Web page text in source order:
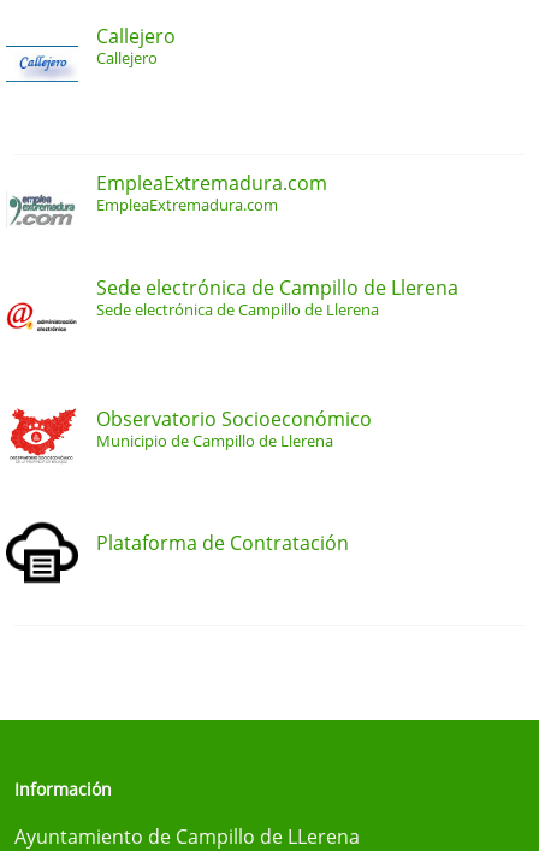
Callejero
Callejero
EmpleaExtremadura.com
EmpleaExtremadura.com
Sede electrónica de Campillo de Llerena
Sede electrónica de Campillo de Llerena
Observatorio Socioeconómico
Municipio de Campillo de Llerena
Plataforma de Contratación
Información
Ayuntamiento de Campillo de LLerena